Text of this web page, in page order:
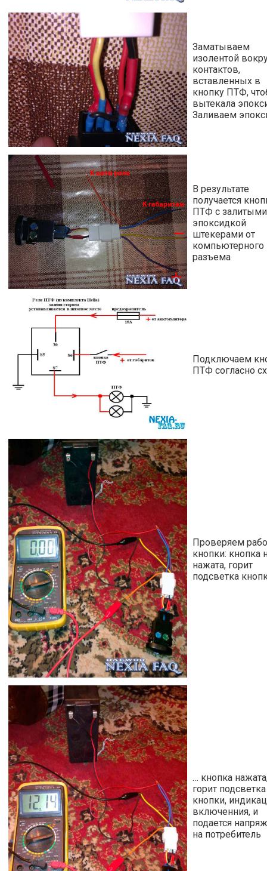
Заматываем
изолентой
контактов,
вставленных в
кнопку ПТФ,
вытекала
Заливаем
В результате
получается
ПТФ с залитыми
эпоксидкой
штекерами от
компьютерного
разъема
Подключаем
ПТФ согласно
Проверяем
кнопки: кнопка
нажата, горит
подсветка
… кнопка
горит подсветка
кнопки,
включенния, и
подается
на потребитель